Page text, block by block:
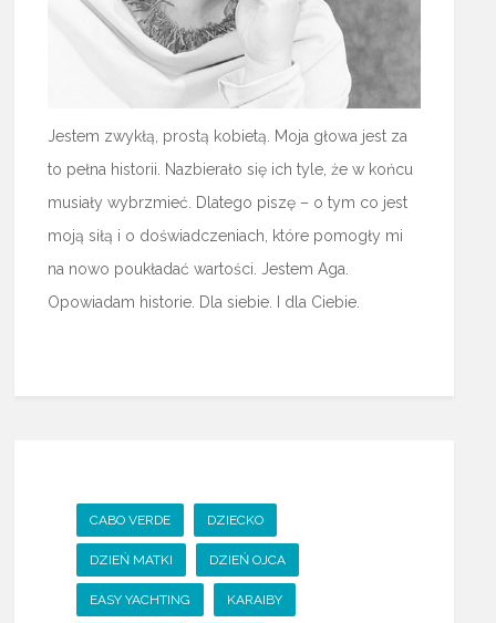
Jestem zwykłą, prostą kobietą. Moja głowa jest za
to pełna historii. Nazbierało się ich tyle, że w końcu
musiały wybrzmieć. Dlatego piszę – o tym co jest
moją siłą i o doświadczeniach, które pomogły mi
na nowo poukładać wartości. Jestem Aga.
Opowiadam historie. Dla siebie. I dla Ciebie.
CABO VERDE DZIECKO
DZIEŃ MATKI DZIEŃ OJCA
EASY YACHTING KARAIBY